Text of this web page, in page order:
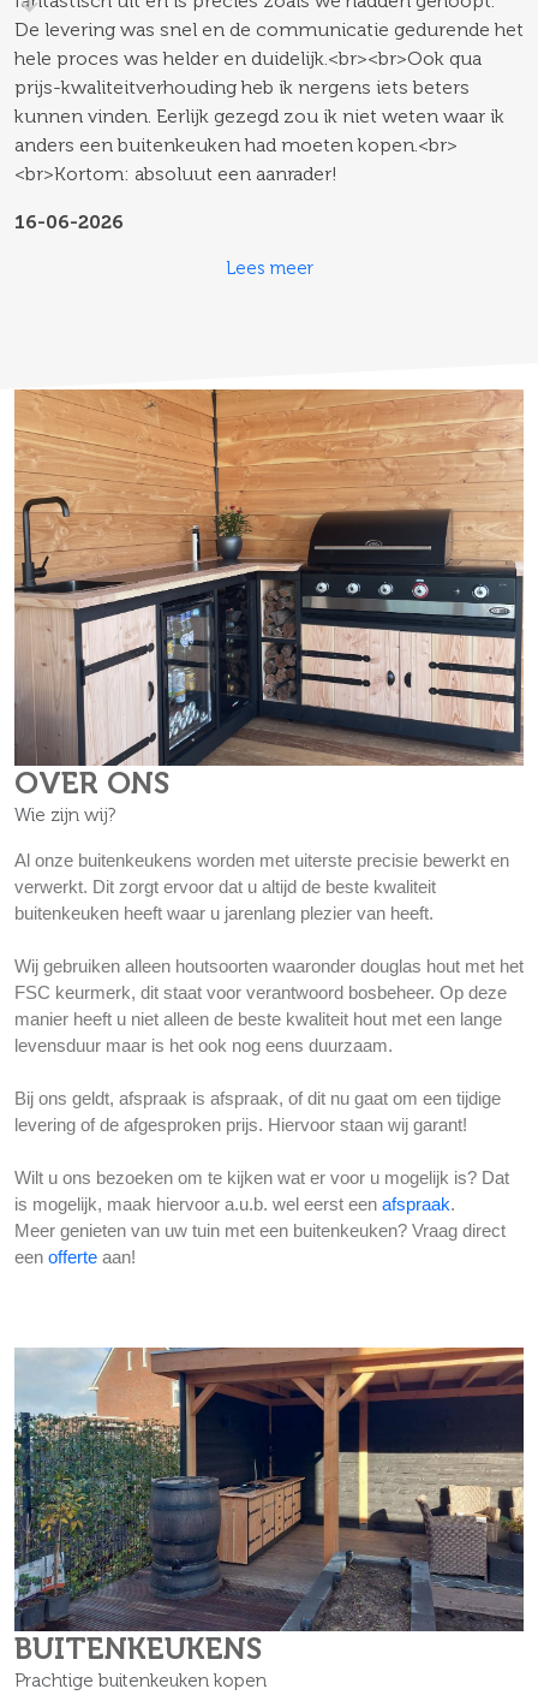
De levering was snel en de communicatie gedurende het
hele proces was helder en duidelijk.<br><br>Ook qua
prijs-kwaliteitverhouding heb ik nergens iets beters
kunnen vinden. Eerlijk gezegd zou ik niet weten waar ik
anders een buitenkeuken had moeten kopen.<br>
<br>Kortom: absoluut een aanrader!
16-06-2026
Lees meer
OVER ONS
Wie zijn wij?
Al onze buitenkeukens worden met uiterste precisie bewerkt en
verwerkt. Dit zorgt ervoor dat u altijd de beste kwaliteit
buitenkeuken heeft waar u jarenlang plezier van heeft.
Wij gebruiken alleen houtsoorten waaronder douglas hout met het
FSC keurmerk, dit staat voor verantwoord bosbeheer. Op deze
manier heeft u niet alleen de beste kwaliteit hout met een lange
levensduur maar is het ook nog eens duurzaam.
Bij ons geldt, afspraak is afspraak, of dit nu gaat om een tijdige
levering of de afgesproken prijs. Hiervoor staan wij garant!
Wilt u ons bezoeken om te kijken wat er voor u mogelijk is? Dat
is mogelijk, maak hiervoor a.u.b. wel eerst een afspraak.
Meer genieten van uw tuin met een buitenkeuken? Vraag direct
een offerte aan!
BUITENKEUKENS
Prachtige buitenkeuken kopen